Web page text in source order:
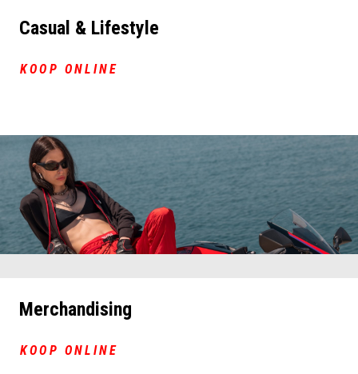
Casual & Lifestyle
KOOP ONLINE
Merchandising
KOOP ONLINE